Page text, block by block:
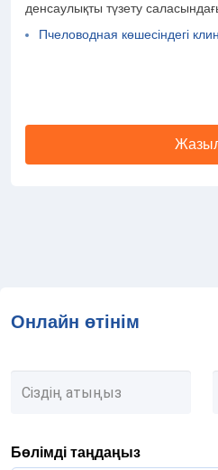
денсаулықты түзету
Пчеловодная көшесіндегі
Онлайн өтінім
Бөлімді таңдаңыз